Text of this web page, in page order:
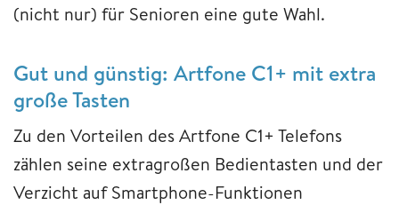
(nicht nur) für Senioren eine gute Wahl.
Gut und günstig: Artfone C1+ mit extra
große Tasten
Zu den Vorteilen des Artfone C1+ Telefons
zählen seine extragroßen Bedientasten und der
Verzicht auf Smartphone-Funktionen